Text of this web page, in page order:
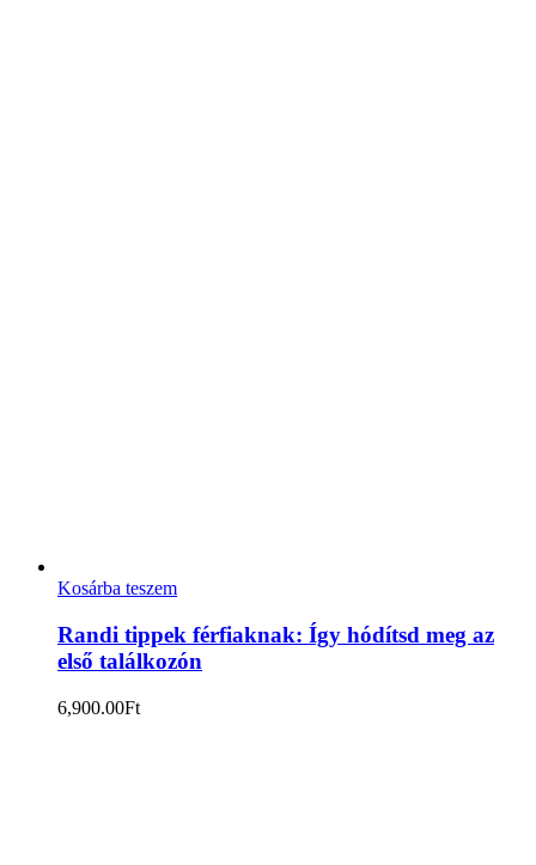
Kosárba teszem
Randi tippek férfiaknak: Így hódítsd meg az
első találkozón
6,900.00Ft